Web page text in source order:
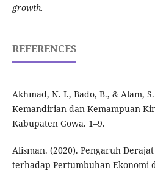
growth.
REFERENCES
Akhmad, N. I., Bado, B., & Alam,
Kemandirian dan Kemampuan
Kabupaten Gowa. 1–9.
Alisman. (2020). Pengaruh
terhadap Pertumbuhan Ekonomi